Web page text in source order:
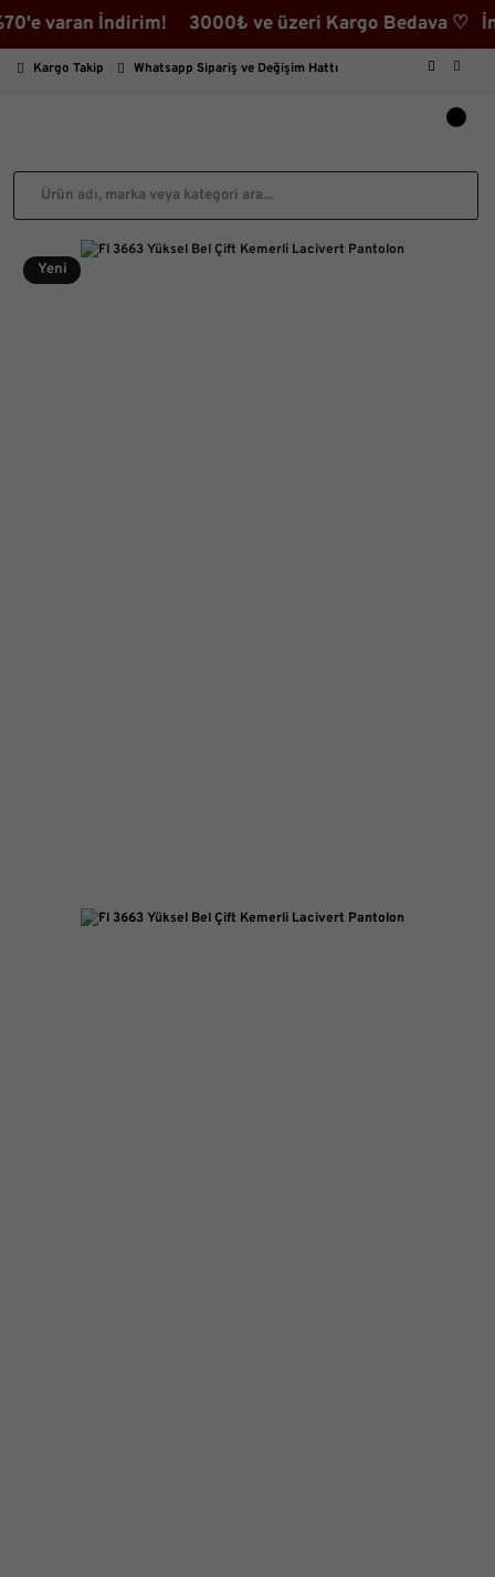
İndirim! 3000₺ ve üzeri Kargo Bedava ♡
Kargo Takip Whatsapp Sipariş ve Değişim Hattı
Yeni